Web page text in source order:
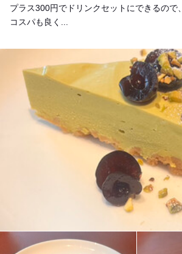
プラス300円でドリンクセットにできるので、
コスパも良く...